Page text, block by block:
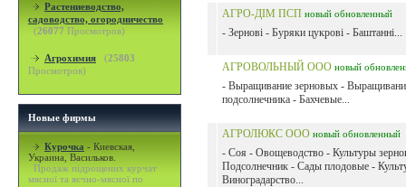
Растениеводство,
садоводство, огородничество
(26077 Просмотров)
Агрохимия (25803
Просмотров)
Новые фирмы
Курочка - Киевская,
Украина, Васильков.
Продаж підрощених курчат
мясної та яєчно-мясної по
АГРО-ДІМ ПСП новый обновленный
- Зернові - Буряки цукрові - Баштанні...
АГРОВОЛЬНЫЙ ООО новый
- Выращивание зерновых -
подсолнечника - Бахчевые...
АГРОЛЮКС ООО новый обновленный
- Соя - Овощеводство - Культуры
Подсолнечник - Сады плодовые -
Виноградарство...